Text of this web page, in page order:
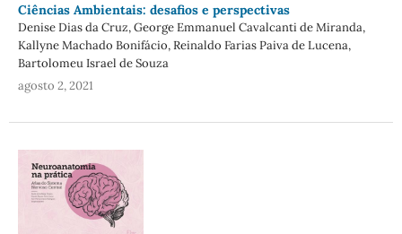
Ciências Ambientais: desafios e perspectivas
Denise Dias da Cruz, George Emmanuel Cavalcanti de Miranda,
Kallyne Machado Bonifácio, Reinaldo Farias Paiva de Lucena,
Bartolomeu Israel de Souza
agosto 2, 2021